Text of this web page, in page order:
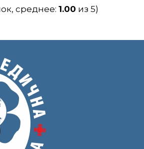
среднее: 1.00 из 5)